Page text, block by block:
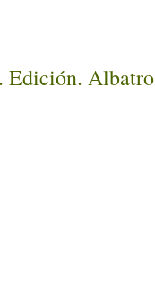
Edición.